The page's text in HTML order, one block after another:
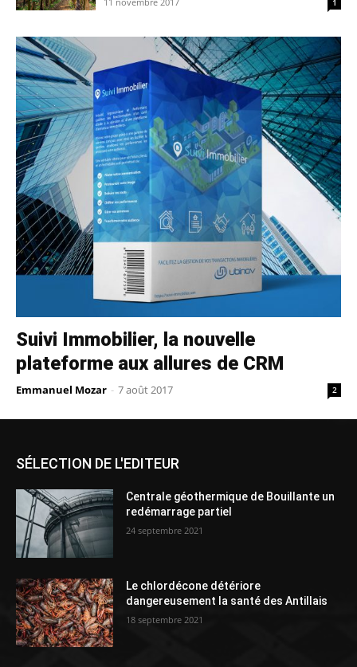
Suivi Immobilier, la nouvelle
plateforme aux allures de CRM
Emmanuel Mozar - 7 août 2017 2
SÉLECTION DE L'EDITEUR
Centrale géothermique de Bouillante un
redémarrage partiel
24 septembre 2021
Le chlordécone détériore
dangereusement la santé des Antillais
18 septembre 2021